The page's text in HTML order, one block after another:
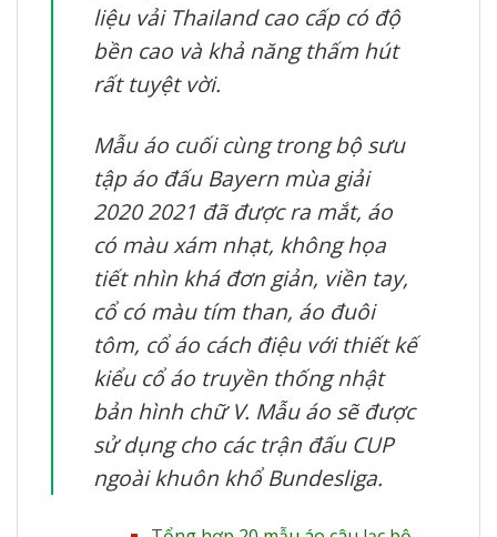
liệu vải Thailand cao cấp có độ
bền cao và khả năng thấm hút
rất tuyệt vời.
Mẫu áo cuối cùng trong bộ sưu
tập áo đấu Bayern mùa giải
2020 2021 đã được ra mắt, áo
có màu xám nhạt, không họa
tiết nhìn khá đơn giản, viền tay,
cổ có màu tím than, áo đuôi
tôm, cổ áo cách điệu với thiết kế
kiểu cổ áo truyền thống nhật
bản hình chữ V. Mẫu áo sẽ được
sử dụng cho các trận đấu CUP
ngoài khuôn khổ Bundesliga.